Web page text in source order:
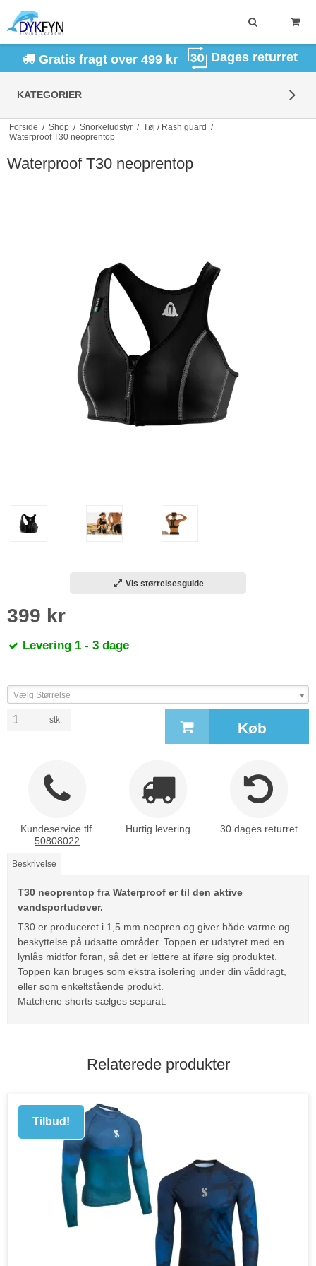
Gratis fragt over 499 kr Dages returret
KATEGORIER
Forside / Shop / Snorkeludstyr / Tøj / Rash guard /
Waterproof T30 neoprentop
Waterproof T30 neoprentop
Vis størrelsesguide
399 kr
Levering 1 - 3 dage
Vælg Størrelse
stk. Køb
Kundeservice tlf.
50808022
Hurtig levering 30 dages returret
Beskrivelse
T30 neoprentop fra Waterproof er til den aktive
vandsportudøver.
T30 er produceret i 1,5 mm neopren og giver både varme og
beskyttelse på udsatte områder. Toppen er udstyret med en
lynlås midtfor foran, så det er lettere at iføre sig produktet.
Toppen kan bruges som ekstra isolering under din våddragt,
eller som enkeltstående produkt.
Matchene shorts sælges separat.
Relaterede produkter
Tilbud!